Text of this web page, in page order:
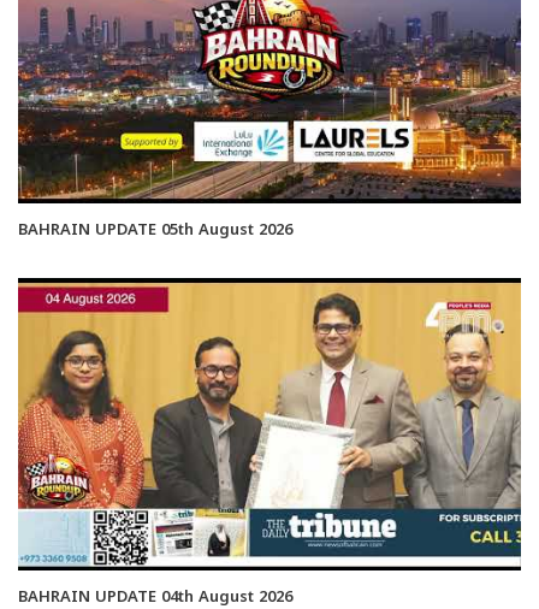
BAHRAIN UPDATE 05th August 2026
BAHRAIN UPDATE 04th August 2026